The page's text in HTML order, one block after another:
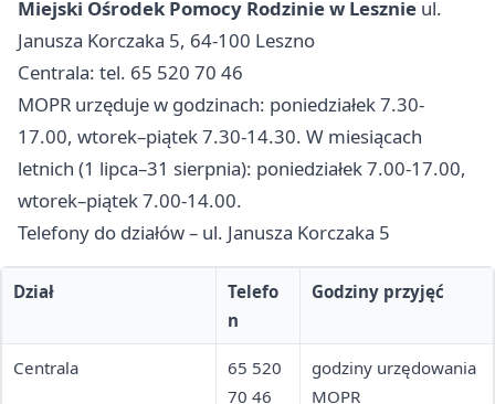
Miejski Ośrodek Pomocy Rodzinie w Lesznie ul.
Janusza Korczaka 5, 64-100 Leszno
Centrala: tel. 65 520 70 46
MOPR urzęduje w godzinach: poniedziałek 7.30-
17.00, wtorek–piątek 7.30-14.30. W miesiącach
letnich (1 lipca–31 sierpnia): poniedziałek 7.00-17.00,
wtorek–piątek 7.00-14.00.
Telefony do działów – ul. Janusza Korczaka 5
Dział
Telefo
n
Godziny przyjęć
Centrala
65 520
70 46
godziny urzędowania
MOPR